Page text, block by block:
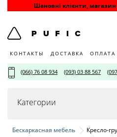
Шановні клієнти,
КОНТАКТЫ ДОСТАВКА ОПЛАТА
(066) 76 08 934 (093) 03 88 567
Категории
Бескаркасная мебель Кресло-